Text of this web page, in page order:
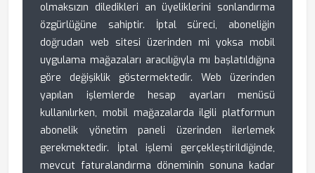
olmaksızın diledikleri an üyeliklerini sonlandırma
özgürlüğüne sahiptir. İptal süreci, aboneliğin
doğrudan web sitesi üzerinden mi yoksa mobil
uygulama mağazaları aracılığıyla mı başlatıldığına
göre değişiklik göstermektedir. Web üzerinden
yapılan işlemlerde hesap ayarları menüsü
kullanılırken, mobil mağazalarda ilgili platformun
abonelik yönetim paneli üzerinden ilerlemek
gerekmektedir. İptal işlemi gerçekleştirildiğinde,
mevcut faturalandırma döneminin sonuna kadar